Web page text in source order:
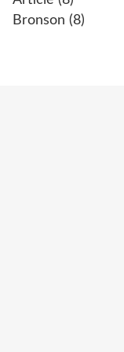
Bronson (8)